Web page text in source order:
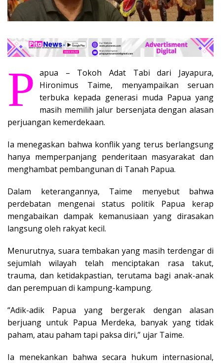
P apua – Tokoh Adat Tabi dari Jayapura,
Hironimus Taime, menyampaikan seruan
terbuka kepada generasi muda Papua yang
masih memilih jalur bersenjata dengan alasan
perjuangan kemerdekaan.
Ia menegaskan bahwa konflik yang terus berlangsung
hanya memperpanjang penderitaan masyarakat dan
menghambat pembangunan di Tanah Papua.
Dalam keterangannya, Taime menyebut bahwa
perdebatan mengenai status politik Papua kerap
mengabaikan dampak kemanusiaan yang dirasakan
langsung oleh rakyat kecil.
Menurutnya, suara tembakan yang masih terdengar di
sejumlah wilayah telah menciptakan rasa takut,
trauma, dan ketidakpastian, terutama bagi anak-anak
dan perempuan di kampung-kampung.
“Adik-adik Papua yang bergerak dengan alasan
berjuang untuk Papua Merdeka, banyak yang tidak
paham, atau paham tapi paksa diri,” ujar Taime.
Ia menekankan bahwa secara hukum internasional,